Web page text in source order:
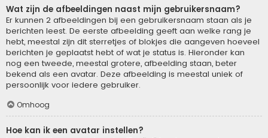
Wat zijn de afbeeldingen naast mijn gebruikersnaam?
Er kunnen 2 afbeeldingen bij een gebruikersnaam staan als je
berichten leest. De eerste afbeelding geeft aan welke rang je
hebt, meestal zijn dit sterretjes of blokjes die aangeven hoeveel
berichten je geplaatst hebt of wat je status is. Hieronder kan
nog een tweede, meestal grotere, afbeelding staan, beter
bekend als een avatar. Deze afbeelding is meestal uniek of
persoonlijk voor iedere gebruiker.
Omhoog
Hoe kan ik een avatar instellen?